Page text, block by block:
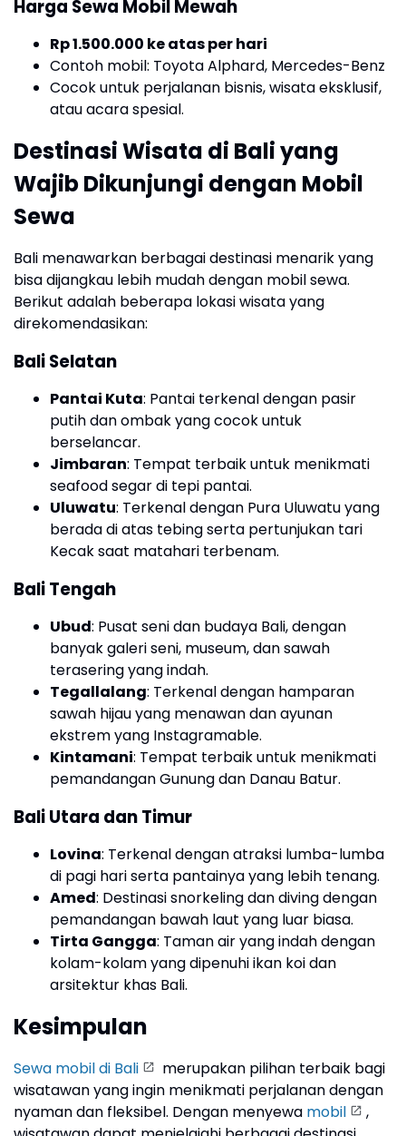
Harga Sewa Mobil Mewah
Rp 1.500.000 ke atas per hari
Contoh mobil: Toyota Alphard, Mercedes-Benz
Cocok untuk perjalanan bisnis, wisata eksklusif,
atau acara spesial.
Destinasi Wisata di Bali yang
Wajib Dikunjungi dengan Mobil
Sewa
Bali menawarkan berbagai destinasi menarik yang
bisa dijangkau lebih mudah dengan mobil sewa.
Berikut adalah beberapa lokasi wisata yang
direkomendasikan:
Bali Selatan
Pantai Kuta: Pantai terkenal dengan pasir
putih dan ombak yang cocok untuk
berselancar.
Jimbaran: Tempat terbaik untuk menikmati
seafood segar di tepi pantai.
Uluwatu: Terkenal dengan Pura Uluwatu yang
berada di atas tebing serta pertunjukan tari
Kecak saat matahari terbenam.
Bali Tengah
Ubud: Pusat seni dan budaya Bali, dengan
banyak galeri seni, museum, dan sawah
terasering yang indah.
Tegallalang: Terkenal dengan hamparan
sawah hijau yang menawan dan ayunan
ekstrem yang Instagramable.
Kintamani: Tempat terbaik untuk menikmati
pemandangan Gunung dan Danau Batur.
Bali Utara dan Timur
Lovina: Terkenal dengan atraksi lumba-lumba
di pagi hari serta pantainya yang lebih tenang.
Amed: Destinasi snorkeling dan diving dengan
pemandangan bawah laut yang luar biasa.
Tirta Gangga: Taman air yang indah dengan
kolam-kolam yang dipenuhi ikan koi dan
arsitektur khas Bali.
Kesimpulan
Sewa mobil di Bali
merupakan pilihan terbaik bagi
wisatawan yang ingin menikmati perjalanan dengan
nyaman dan fleksibel. Dengan menyewa mobil
,